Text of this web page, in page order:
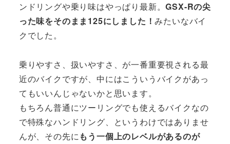
ンドリングや乗り味はやっぱり最新。GSX-Rの尖
った味をそのまま125にしました！みたいなバイ
クでした。
乗りやすさ、扱いやすさ、が一番重要視される最
近のバイクですが、中にはこういうバイクがあっ
てもいいんじゃないかと思います。
もちろん普通にツーリングでも使えるバイクなの
で特殊なハンドリング、というわけではありませ
んが、その先にもう一個上のレベルがあるのが